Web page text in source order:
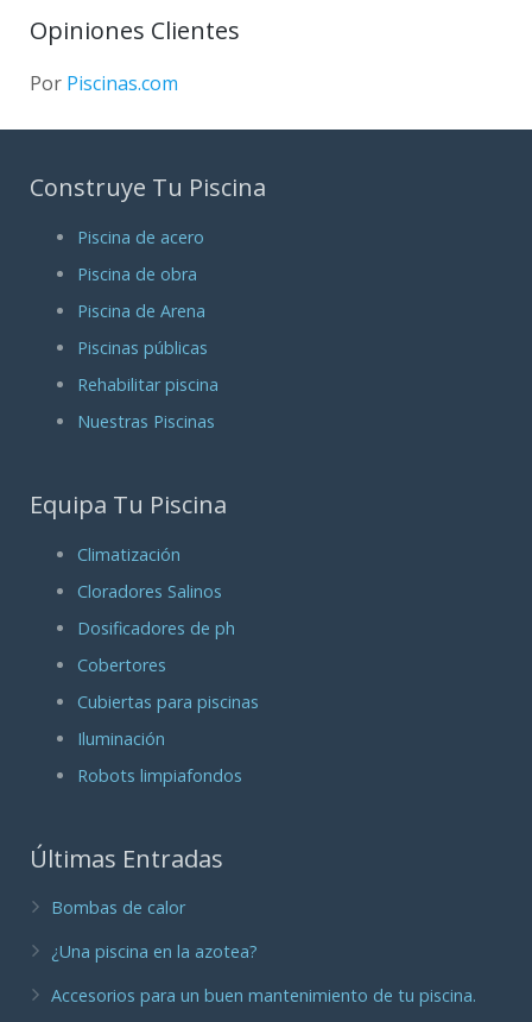
Opiniones Clientes
Por Piscinas.com
Construye Tu Piscina
Piscina de acero
Piscina de obra
Piscina de Arena
Piscinas públicas
Rehabilitar piscina
Nuestras Piscinas
Equipa Tu Piscina
Climatización
Cloradores Salinos
Dosificadores de ph
Cobertores
Cubiertas para piscinas
Iluminación
Robots limpiafondos
Últimas Entradas
Bombas de calor
¿Una piscina en la azotea?
Accesorios para un buen mantenimiento de tu piscina.